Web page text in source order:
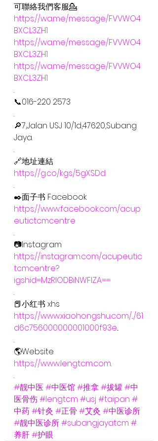
可聯絡我們客服💁
https://wa.me/message/FVVWO4
BXCL3ZH1
https://wa.me/message/FVVWO4
BXCL3ZH1
https://wa.me/message/FVVWO4
BXCL3ZH1
.
📞016-220 2573
.
🔎7,Jalan USJ 10/1d,47620,Subang
Jaya.
.
🔗地址連結
https://g.co/kgs/5gXSDd
.
✒️面子书 Facebook
https://www.facebook.com/acup
eutictcmcentre
.
📷Instagram
https://instagram.com/acupeutic
tcmcentre?
igshid=MzRlODBiNWFlZA==
.
📕小红书 xhs
https://www.xiaohongshu.com/.../61
d6c756000000001000f93e...
.
🌎Website
https://www.lengtcm.com.
.
#靓中医#中医馆#推拿#拔罐#中
医骨伤#lengtcm #usj#taipan #
中药#针灸 #正骨 #艾灸 #中医诊所
#靓中医诊所#subangjayatcm #
养肝#护眼